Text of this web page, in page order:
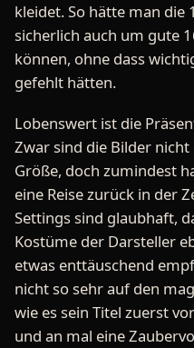
kleidet. So hätte man
sicherlich auch um gute
können, ohne dass
gefehlt hätten.
Lobenswert ist die
Zwar sind die Bilder
Größe, doch zumindest
eine Reise zurück in der
Settings sind glaubhaft,
Kostüme der Darsteller
etwas enttäuschend
nicht so sehr auf den
wie es sein Titel zuerst
und an mal eine